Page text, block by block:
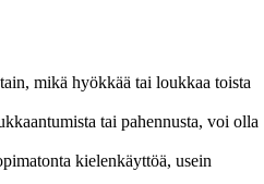
mikä hyökkää tai loukkaa toista
tai pahennusta, voi olla
kielenkäyttöä, usein